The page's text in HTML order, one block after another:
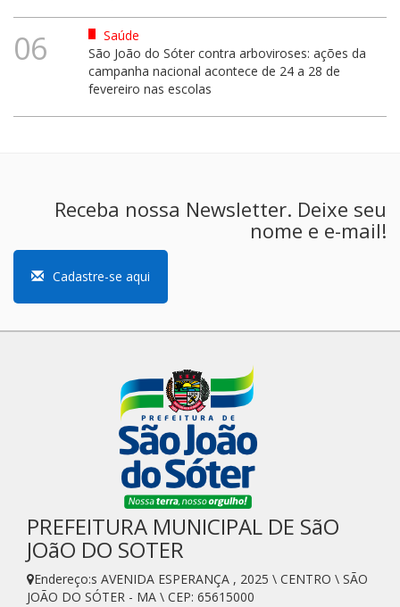
06
Saúde
São João do Sóter contra arboviroses: ações da
campanha nacional acontece de 24 a 28 de
fevereiro nas escolas
Receba nossa Newsletter. Deixe seu
nome e e-mail!
Cadastre-se aqui
PREFEITURA MUNICIPAL DE SãO
JOãO DO SOTER
Endereço:s AVENIDA ESPERANÇA , 2025 \ CENTRO \ SÃO
JOÃO DO SÓTER - MA \ CEP: 65615000